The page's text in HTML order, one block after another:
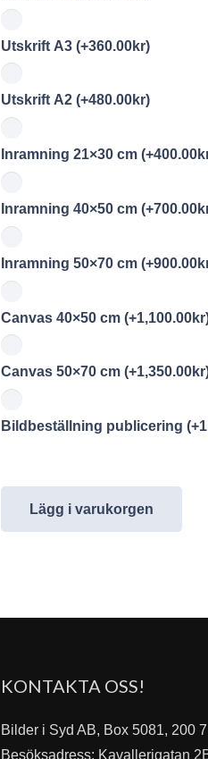
Utskrift A3 (+360.00kr)
Utskrift A2 (+480.00kr)
Inramning 21×30 cm (+400.00
Inramning 40×50 cm (+700.00
Inramning 50×70 cm (+900.00
Canvas 40×50 cm (+1,100.00kr
Canvas 50×70 cm (+1,350.00kr
Bildbeställning publicering (+
Lägg i varukorgen
KONTAKTA OSS!
Bilder i Syd AB, Box 5081, 200
Besöksadress: Kavallerigatan